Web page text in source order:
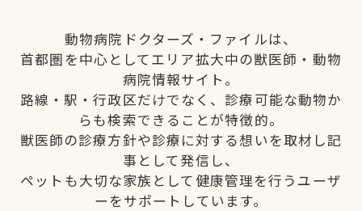
動物病院ドクターズ・ファイルは、
首都圏を中心としてエリア拡大中の獣医師・動物
病院情報サイト。
路線・駅・行政区だけでなく、診療可能な動物か
らも検索できることが特徴的。
獣医師の診療方針や診療に対する想いを取材し記
事として発信し、
ペットも大切な家族として健康管理を行うユーザ
ーをサポートしています。